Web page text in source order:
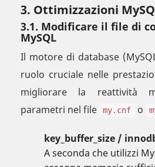
3. Ottimizzazioni
3.1. Modificare il file di
MySQL
Il motore di database
ruolo cruciale nelle
migliorare la reattività
parametri nel file
my.cnf o
key_buffer_size /
A seconda che utilizzi